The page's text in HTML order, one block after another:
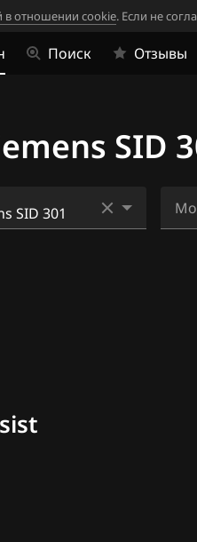
в отношении cookie. Если не
Поиск Отзывы
SID